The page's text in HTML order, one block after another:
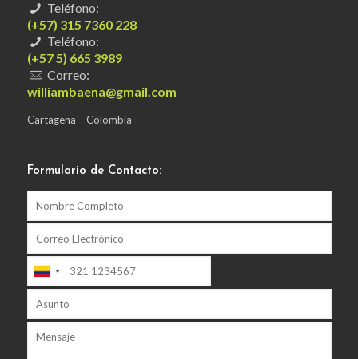
Teléfono:
(+57) 315 7360 228
Teléfono:
(+57 5) 665 3989
Correo:
williambaena@gmail.com
Cartagena – Colombia
Formulario de Contacto: